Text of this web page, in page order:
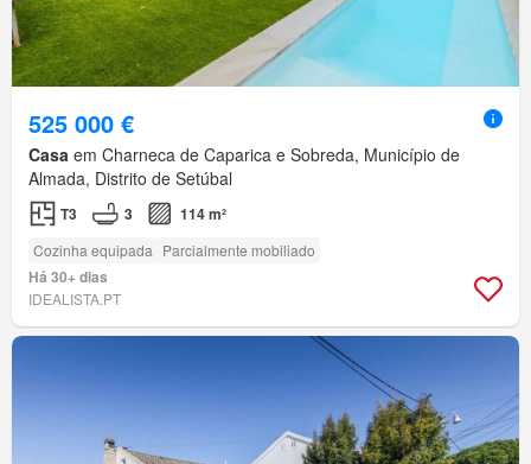
525 000 €
Casa em Charneca de Caparica e Sobreda, Município de
Almada, Distrito de Setúbal
T3 3 114 m²
Cozinha equipada Parcialmente mobiliado
Há 30+ dias
IDEALISTA.PT